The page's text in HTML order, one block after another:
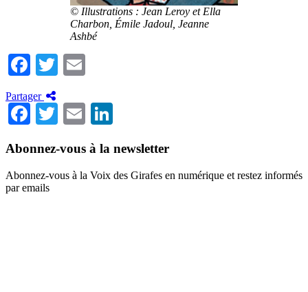
© Illustrations : Jean Leroy et Ella
Charbon, Émile Jadoul, Jeanne
Ashbé
Facebook
Twitter
Partager
Facebook
TwitterEmail
Abonnez-vous à la newsletter
Abonnez-vous à la Voix des Girafes en numérique et restez informés
par emails